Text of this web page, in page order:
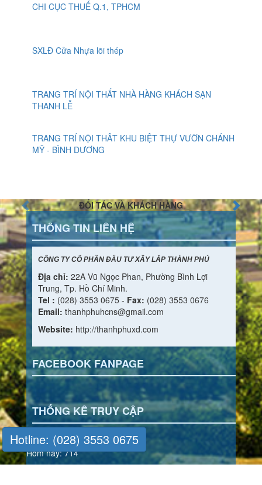
CHI CỤC THUẾ Q.1, TPHCM
SXLĐ Cửa Nhựa lõi thép
TRANG TRÍ NỘI THẤT NHÀ HÀNG KHÁCH SẠN
THANH LỄ
TRANG TRÍ NỘI THÂT KHU BIỆT THỰ VƯỜN CHÁNH
MỸ - BÌNH DƯƠNG
ĐỐI TÁC VÀ KHÁCH HÀNG
THÔNG TIN LIÊN HỆ
CÔNG TY CỔ PHẦN ĐẦU TƯ XÂY LẮP THÀNH PHÚ
Địa chỉ: 22A Vũ Ngọc Phan, Phường Bình Lợi
Trung, Tp. Hồ Chí Minh.
Tel : (028) 3553 0675 - Fax: (028) 3553 0676
Email: thanhphuhcns@gmail.com
Website: http://thanhphuxd.com
FACEBOOK FANPAGE
THỐNG KÊ TRUY CẬP
Đang online: 2
Hôm nay: 714
Hotline: (028) 3553 0675